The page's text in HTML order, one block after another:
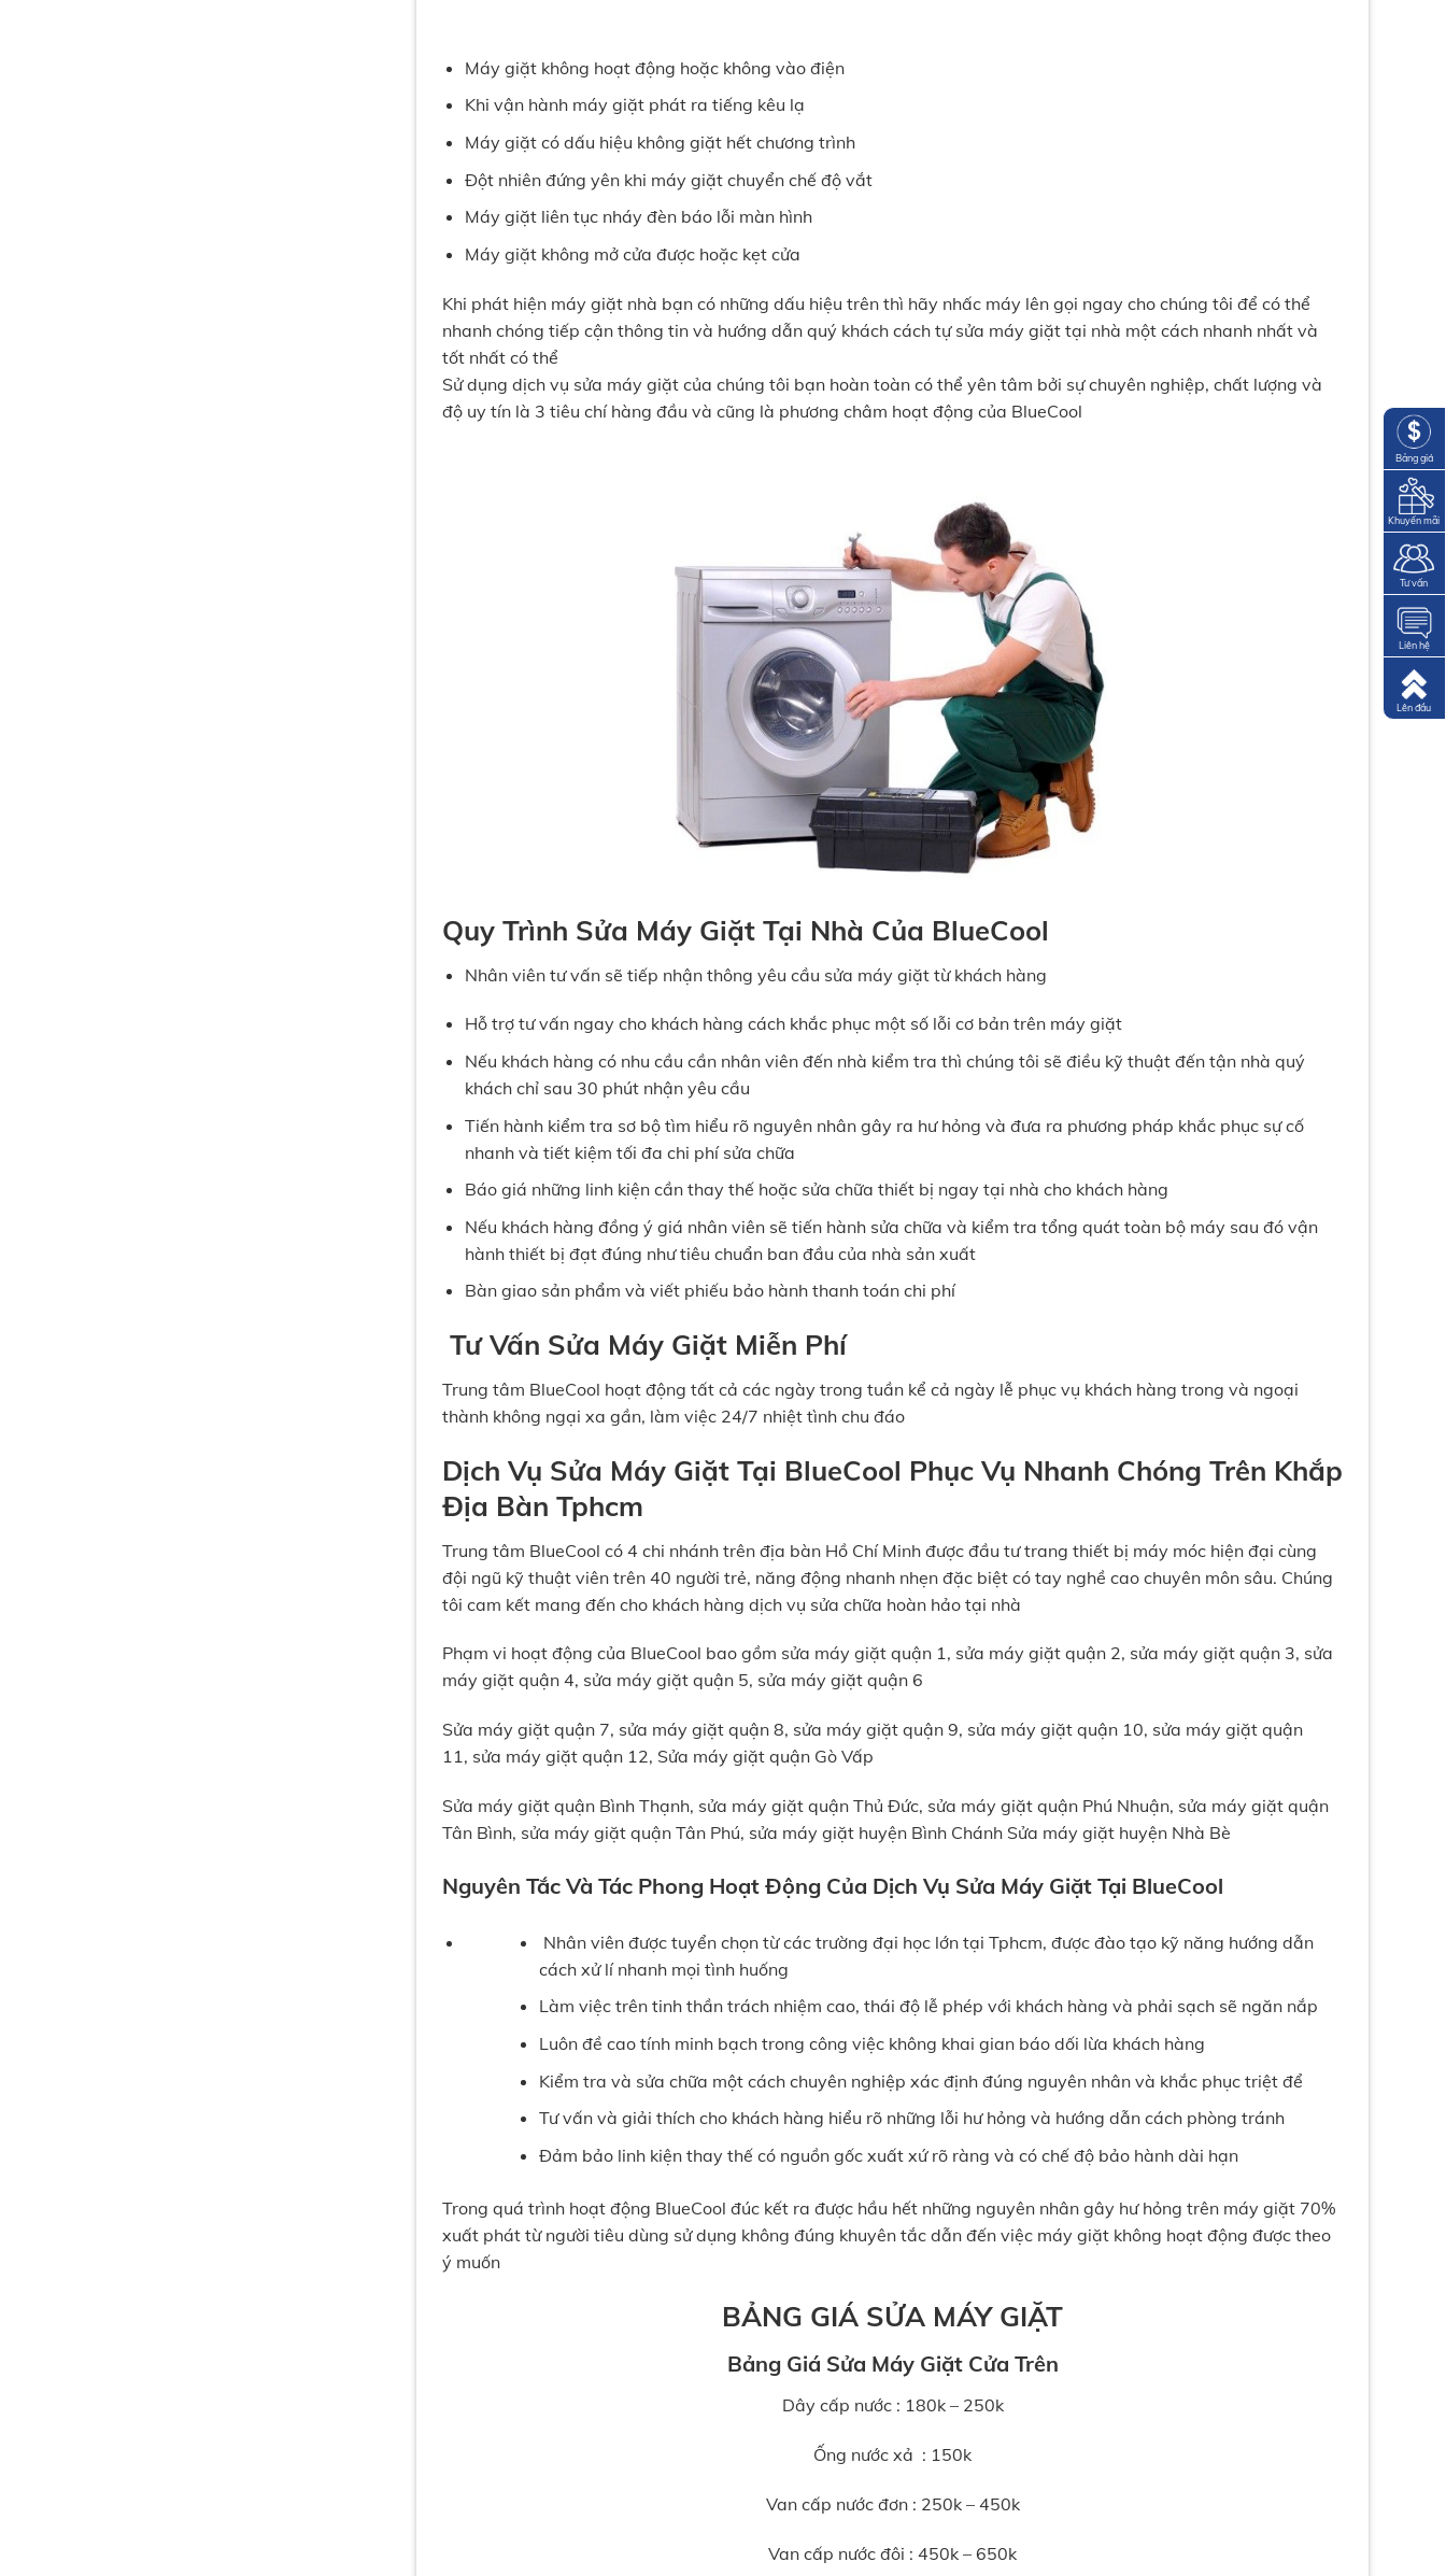
Máy giặt không hoạt động hoặc không vào điện
Khi vận hành máy giặt phát ra tiếng kêu lạ
Máy giặt có dấu hiệu không giặt hết chương trình
Đột nhiên đứng yên khi máy giặt chuyển chế độ vắt
Máy giặt liên tục nháy đèn báo lỗi màn hình
Máy giặt không mở cửa được hoặc kẹt cửa
Khi phát hiện máy giặt nhà bạn có những dấu hiệu trên thì hãy nhấc máy lên gọi ngay cho chúng tôi để có thể
nhanh chóng tiếp cận thông tin và hướng dẫn quý khách cách tự sửa máy giặt tại nhà một cách nhanh nhất và
tốt nhất có thể
Sử dụng dịch vụ sửa máy giặt của chúng tôi bạn hoàn toàn có thể yên tâm bởi sự chuyên nghiệp, chất lượng và
độ uy tín là 3 tiêu chí hàng đầu và cũng là phương châm hoạt động của BlueCool
Quy Trình Sửa Máy Giặt Tại Nhà Của BlueCool
Nhân viên tư vấn sẽ tiếp nhận thông yêu cầu sửa máy giặt từ khách hàng
Hỗ trợ tư vấn ngay cho khách hàng cách khắc phục một số lỗi cơ bản trên máy giặt
Nếu khách hàng có nhu cầu cần nhân viên đến nhà kiểm tra thì chúng tôi sẽ điều kỹ thuật đến tận nhà quý
khách chỉ sau 30 phút nhận yêu cầu
Tiến hành kiểm tra sơ bộ tìm hiểu rõ nguyên nhân gây ra hư hỏng và đưa ra phương pháp khắc phục sự cố
nhanh và tiết kiệm tối đa chi phí sửa chữa
Báo giá những linh kiện cần thay thế hoặc sửa chữa thiết bị ngay tại nhà cho khách hàng
Nếu khách hàng đồng ý giá nhân viên sẽ tiến hành sửa chữa và kiểm tra tổng quát toàn bộ máy sau đó vận
hành thiết bị đạt đúng như tiêu chuẩn ban đầu của nhà sản xuất
Bàn giao sản phẩm và viết phiếu bảo hành thanh toán chi phí
Tư Vấn Sửa Máy Giặt Miễn Phí
Trung tâm BlueCool hoạt động tất cả các ngày trong tuần kể cả ngày lễ phục vụ khách hàng trong và ngoại
thành không ngại xa gần, làm việc 24/7 nhiệt tình chu đáo
Dịch Vụ Sửa Máy Giặt Tại BlueCool Phục Vụ Nhanh Chóng Trên Khắp
Địa Bàn Tphcm
Trung tâm BlueCool có 4 chi nhánh trên địa bàn Hồ Chí Minh được đầu tư trang thiết bị máy móc hiện đại cùng
đội ngũ kỹ thuật viên trên 40 người trẻ, năng động nhanh nhẹn đặc biệt có tay nghề cao chuyên môn sâu. Chúng
tôi cam kết mang đến cho khách hàng dịch vụ sửa chữa hoàn hảo tại nhà
Phạm vi hoạt động của BlueCool bao gồm sửa máy giặt quận 1, sửa máy giặt quận 2, sửa máy giặt quận 3, sửa
máy giặt quận 4, sửa máy giặt quận 5, sửa máy giặt quận 6
Sửa máy giặt quận 7, sửa máy giặt quận 8, sửa máy giặt quận 9, sửa máy giặt quận 10, sửa máy giặt quận
11, sửa máy giặt quận 12, Sửa máy giặt quận Gò Vấp
Sửa máy giặt quận Bình Thạnh, sửa máy giặt quận Thủ Đức, sửa máy giặt quận Phú Nhuận, sửa máy giặt quận
Tân Bình, sửa máy giặt quận Tân Phú, sửa máy giặt huyện Bình Chánh Sửa máy giặt huyện Nhà Bè
Nguyên Tắc Và Tác Phong Hoạt Động Của Dịch Vụ Sửa Máy Giặt Tại BlueCool
Nhân viên được tuyển chọn từ các trường đại học lớn tại Tphcm, được đào tạo kỹ năng hướng dẫn
cách xử lí nhanh mọi tình huống
Làm việc trên tinh thần trách nhiệm cao, thái độ lễ phép với khách hàng và phải sạch sẽ ngăn nắp
Luôn đề cao tính minh bạch trong công việc không khai gian báo dối lừa khách hàng
Kiểm tra và sửa chữa một cách chuyên nghiệp xác định đúng nguyên nhân và khắc phục triệt để
Tư vấn và giải thích cho khách hàng hiểu rõ những lỗi hư hỏng và hướng dẫn cách phòng tránh
Đảm bảo linh kiện thay thế có nguồn gốc xuất xứ rõ ràng và có chế độ bảo hành dài hạn
Trong quá trình hoạt động BlueCool đúc kết ra được hầu hết những nguyên nhân gây hư hỏng trên máy giặt 70%
xuất phát từ người tiêu dùng sử dụng không đúng khuyên tắc dẫn đến việc máy giặt không hoạt động được theo
ý muốn
BẢNG GIÁ SỬA MÁY GIẶT
Bảng Giá Sửa Máy Giặt Cửa Trên
Dây cấp nước : 180k – 250k
Ống nước xả : 150k
Van cấp nước đơn : 250k – 450k
Van cấp nước đôi : 450k – 650k
Bảng giá
Khuyến mãi
Tư vấn
Liên hệ
Lên đầu